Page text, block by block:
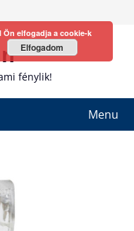
fénylik!
Menu
elfogadja a cookie-k
Elfogadom